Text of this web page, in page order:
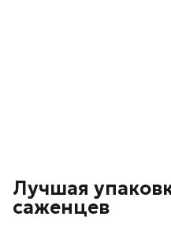
Лучшая
саженцев